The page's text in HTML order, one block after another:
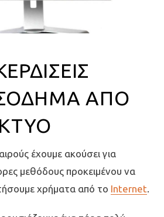
ΑΠΌ
έχουμε ακούσει για
μεθόδους προκειμένου να
χρήματα από το Internet.